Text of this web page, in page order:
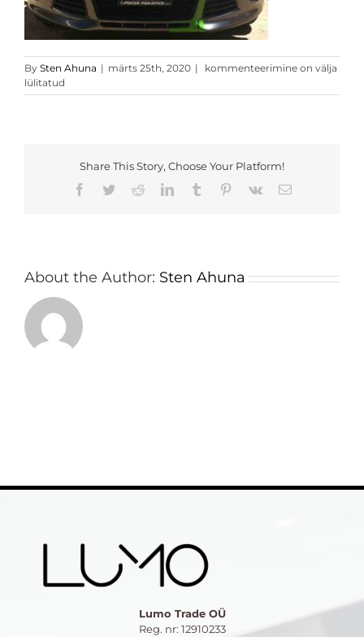
By Sten Ahuna | märts 25th, 2020 |
kommenteerimine on välja
lülitatud
Share This Story, Choose Your Platform!
Facebook
TwitterRedditLinkedInTumblr Pinterest
Vk Email
About the Author: Sten Ahuna
Lumo Trade OÜ
Reg. nr: 12910233